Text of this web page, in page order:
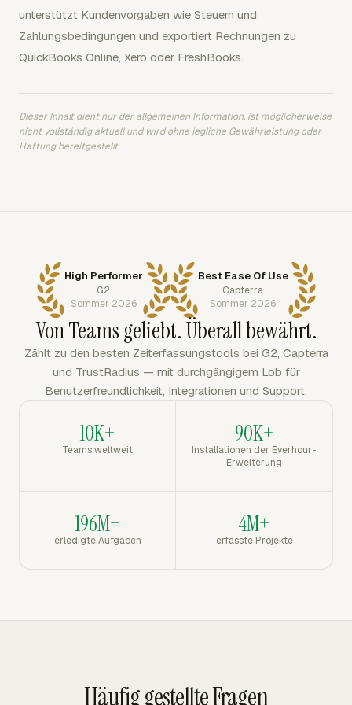
unterstützt Kundenvorgaben wie Steuern und
Zahlungsbedingungen und exportiert Rechnungen zu
QuickBooks Online, Xero oder FreshBooks.
Dieser Inhalt dient nur der allgemeinen Information, ist möglicherweise
nicht vollständig aktuell und wird ohne jegliche Gewährleistung oder
Haftung bereitgestellt.
High Performer
G2
Sommer 2026
Best Ease Of Use
Capterra
Sommer 2026
Von Teams geliebt. Überall bewährt.
Zählt zu den besten Zeiterfassungstools bei G2, Capterra
und TrustRadius — mit durchgängigem Lob für
Benutzerfreundlichkeit, Integrationen und Support.
10K+
Teams weltweit
90K+
Installationen der Everhour-
Erweiterung
196M+
erledigte Aufgaben
4M+
erfasste Projekte
Häufig gestellte Fragen